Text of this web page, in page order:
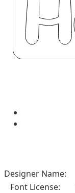
Designer Name:
Font License: